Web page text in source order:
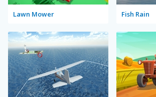
Lawn Mower Fish Rain